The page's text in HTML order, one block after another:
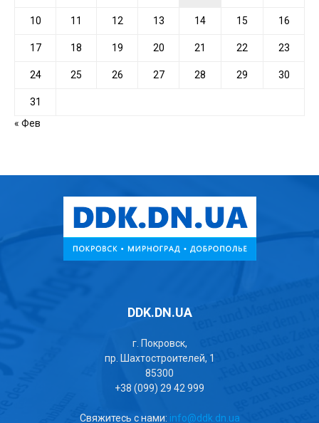
10 11 12 13 14 15 16
17 18 19 20 21 22 23
24 25 26 27 28 29 30
31
« Фев
DDK.DN.UA
г. Покровск,
пр. Шахтостроителей, 1
85300
+38 (099) 29 42 999
Свяжитесь с нами: info@ddk.dn.ua